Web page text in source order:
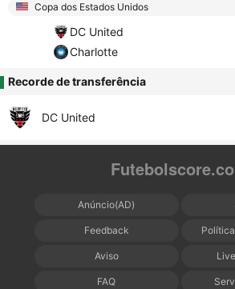
Copa dos Estados Unidos
DC United
Charlotte
Recorde de transferência
DC United
Anúncio(AD)
Feedback
Aviso
FAQ